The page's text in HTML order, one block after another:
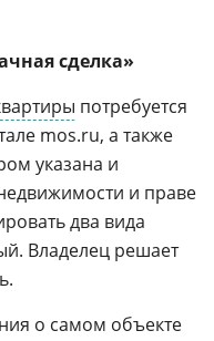
сделка»
потребуется
mos.ru, а также
указана и
и праве
два вида
Владелец решает
о самом объекте